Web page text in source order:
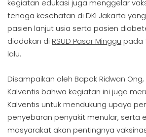
kegiatan edukasi juga menggelar
tenaga kesehatan di DKI Jakarta
pasien lanjut usia serta pasien
diadakan di RSUD Pasar Minggu pada
lalu.
Disampaikan oleh Bapak Ridwan
Kalventis bahwa kegiatan ini juga
Kalventis untuk mendukung upaya
penyebaran penyakit menular, serta
masyarakat akan pentingnya